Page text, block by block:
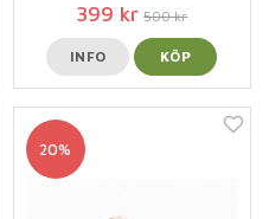
399 kr 500 kr
INFO KÖP
20%